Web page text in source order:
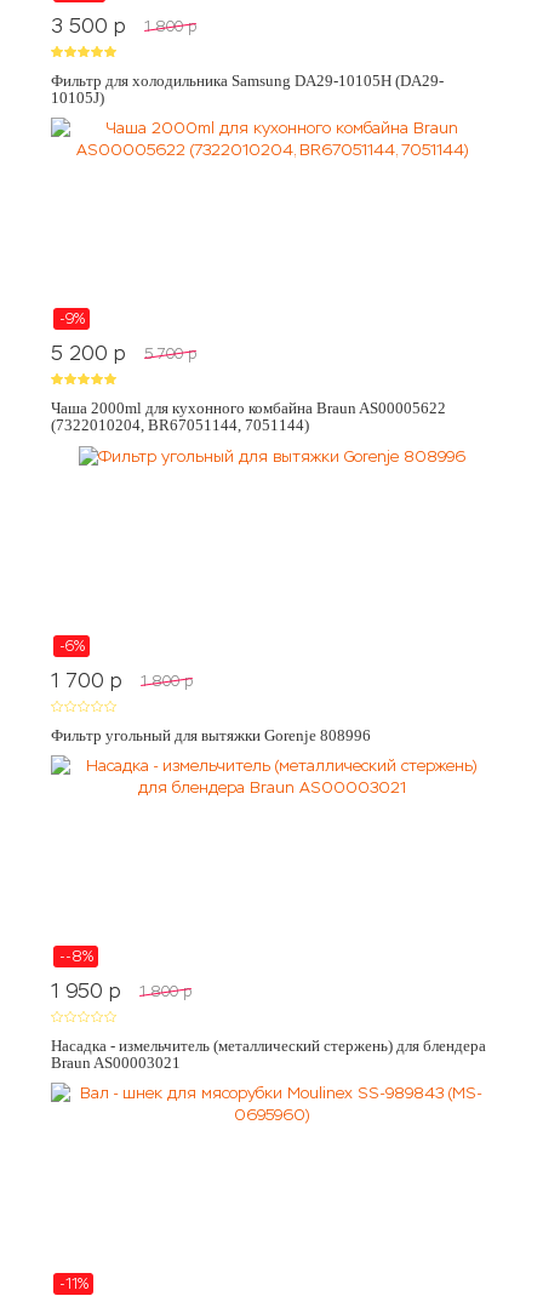
3 500 p 1 800 p
Фильтр для холодильника Samsung DA29-10105H (DA29-
10105J)
-9%
5 200 p 5 700 p
Чаша 2000ml для кухонного комбайна Braun AS00005622
(7322010204, BR67051144, 7051144)
-6%
1 700 p 1 800 p
Фильтр угольный для вытяжки Gorenje 808996
--8%
1 950 p 1 800 p
Насадка - измельчитель (металлический стержень) для блендера
Braun AS00003021
-11%